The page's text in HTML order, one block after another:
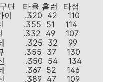
타율 홈런 타점
이 .320 42 110
진 .355 51 114
진 .332 49 107
롯데 .325 32 99
큐 .355 37 130
한신 .350 54 134
롯데 .367 52 146
한신 .389 47 109